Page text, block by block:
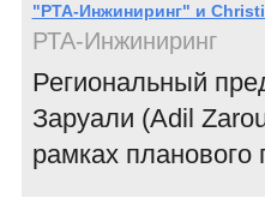
"РТА-Инжиниринг" и
РТА-Инжиниринг
Региональный
Заруали (Adil
рамках